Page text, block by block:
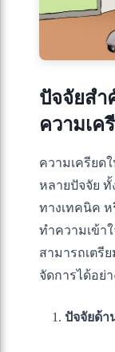
ปัจจัยสำ
ความเค
ความเครียด
หลายปัจจัย
ทางเทคนิค ห
ทำความเข้า
สามารถเตรี
จัดการได้อย่
ปัจจัยด้า